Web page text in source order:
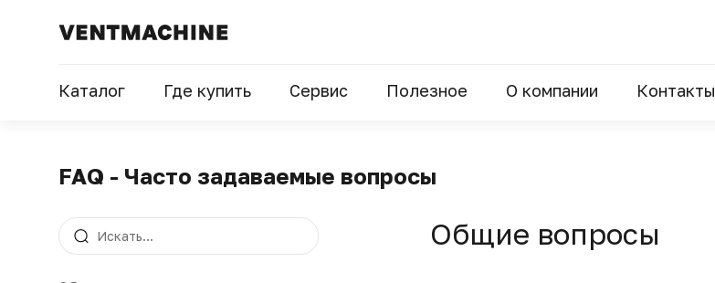
Каталог Где купить Сервис Полезное О компании Контакты
FAQ - Часто задаваемые вопросы
Общие вопросы